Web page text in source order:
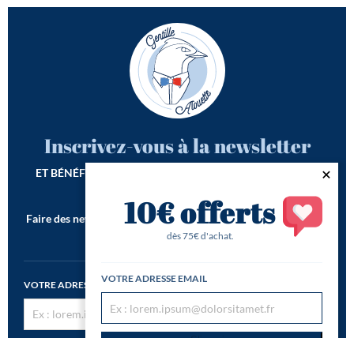
Inscrivez-vous à la newsletter
ET BÉNÉFICIEZ DE -10€ SUR VOTRE 1ÈRE COMMANDE*
Faire des newsletters incroyables est notre seconde vocation !
*Offre de bienvenue valable dès 75€ d'achat
VOTRE ADRESSE EMAIL
S’inscrire
10€ offerts
dès 75€ d'achat.
VOTRE ADRESSE EMAIL